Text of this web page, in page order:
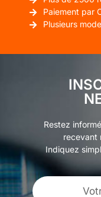
Paiement par
Plusieurs
Restez
recevant
Indiquez